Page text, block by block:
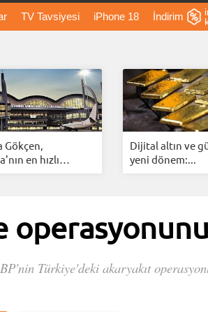
TV Tavsiyesi iPhone 18 İndirim
Dizi Önerileri Telefon Önerileri
Çöktü Mü
Gökçen,
en hızlı
Dijital altın ve
yeni dönem:...
Türkiye'deki akaryakıt